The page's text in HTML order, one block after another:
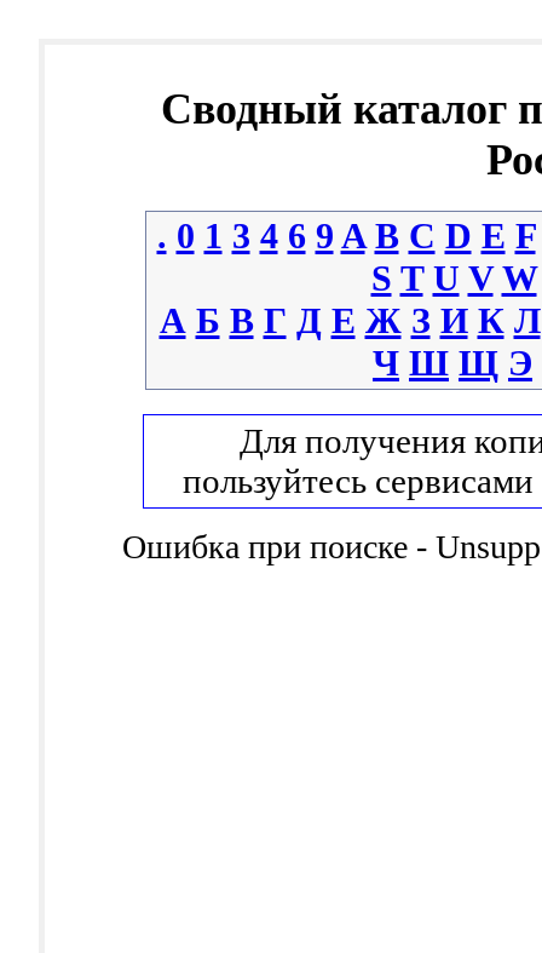
Сводный каталог
. 0 1 3 4 6 9 A B C D E F
S T U V W
А Б В Г Д Е Ж З И К Л
Ч Ш Щ Э
Для получения
пользуйтесь сервисами
Ошибка при поиске -